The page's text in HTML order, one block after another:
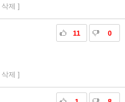
삭제 ]
11 0
삭제 ]